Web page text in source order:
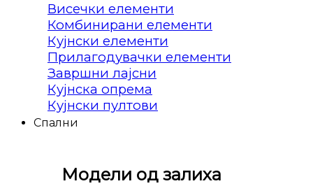
Висечки елементи
Комбинирани елементи
Кујнски елементи
Прилагодувачки елементи
Завршни лајсни
Кујнска опрема
Кујнски пултови
Спални
Модели од залиха